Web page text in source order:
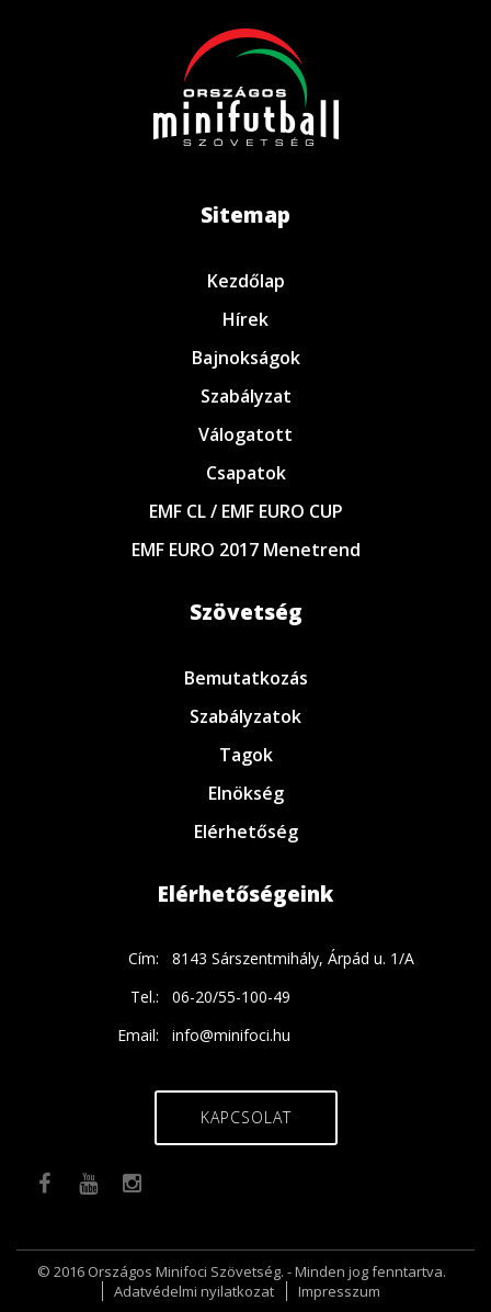
Sitemap
Kezdőlap
Hírek
Bajnokságok
Szabályzat
Válogatott
Csapatok
EMF CL / EMF EURO CUP
EMF EURO 2017 Menetrend
Szövetség
Bemutatkozás
Szabályzatok
Tagok
Elnökség
Elérhetőség
Elérhetőségeink
Cím:
8143 Sárszentmihály, Árpád u. 1/A
Tel.:
06-20/55-100-49
Email:
info@minifoci.hu
KAPCSOLAT
© 2016 Országos Minifoci Szövetség. - Minden jog fenntartva.
Adatvédelmi nyilatkozat
Impresszum